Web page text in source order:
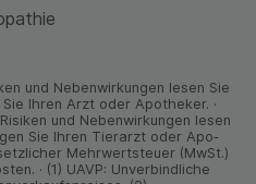
und Neben­wirkungen lesen Sie
Ihren Arzt oder Apo­theker. ·
und Neben­wirkungen lesen
Sie Ihren Tier­arzt oder Apo­
Mehrwertsteuer (MwSt.)
· (1) UAVP: Unverbindliche